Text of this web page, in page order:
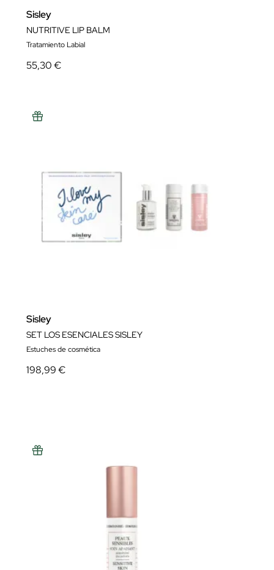
Sisley
NUTRITIVE LIP BALM
Tratamiento Labial
55,30 €
Sisley
SET LOS ESENCIALES SISLEY
Estuches de cosmética
198,99 €